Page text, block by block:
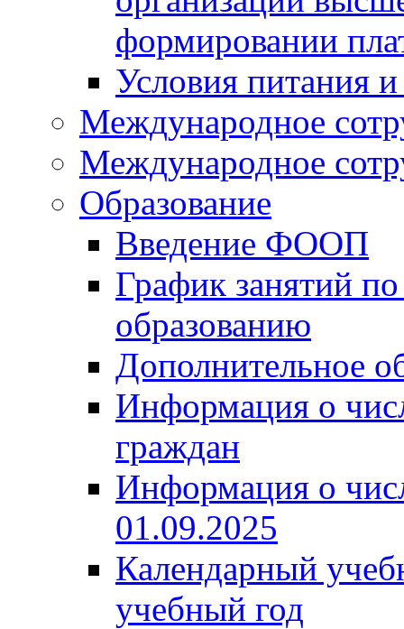
формировании
Условия питания
Международное
Международное
Образование
Введение ФООП
График занятий
образованию
Дополнительное
Информация о
граждан
Информация о
01.09.2025
Календарный
учебный год